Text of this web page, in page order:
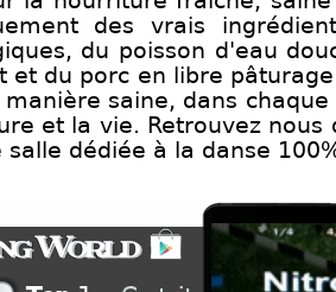
des vrais
du poisson d'eau
et du porc en libre
saine, dans
et la vie. Retrouvez nous
dédiée à la danse